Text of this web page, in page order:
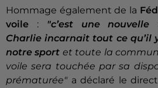
Hommage également de la
voile :
"c’est une
Charlie incarnait tout ce qu’il
notre sport et toute la
voile sera touchée par sa
prématurée" a déclaré le